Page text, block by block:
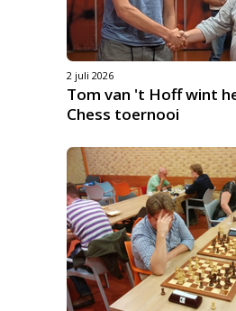
2 juli 2026
Tom van 't Hoff wint
Chess toernooi